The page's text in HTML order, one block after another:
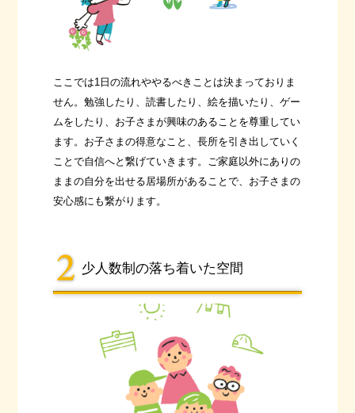
ここでは1日の流れややるべきことは決まっておりま
せん。勉強したり、読書したり、絵を描いたり、ゲー
ムをしたり、お子さまが興味のあることを尊重してい
ます。お子さまの得意なこと、長所を引き出していく
ことで自信へと繋げていきます。ご家庭以外にありの
ままの自分を出せる居場所があることで、お子さまの
安心感にも繋がります。
少人数制の落ち着いた空間